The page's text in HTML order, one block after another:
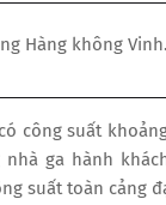
Hàng không
công suất
ga hành
suất toàn cảng